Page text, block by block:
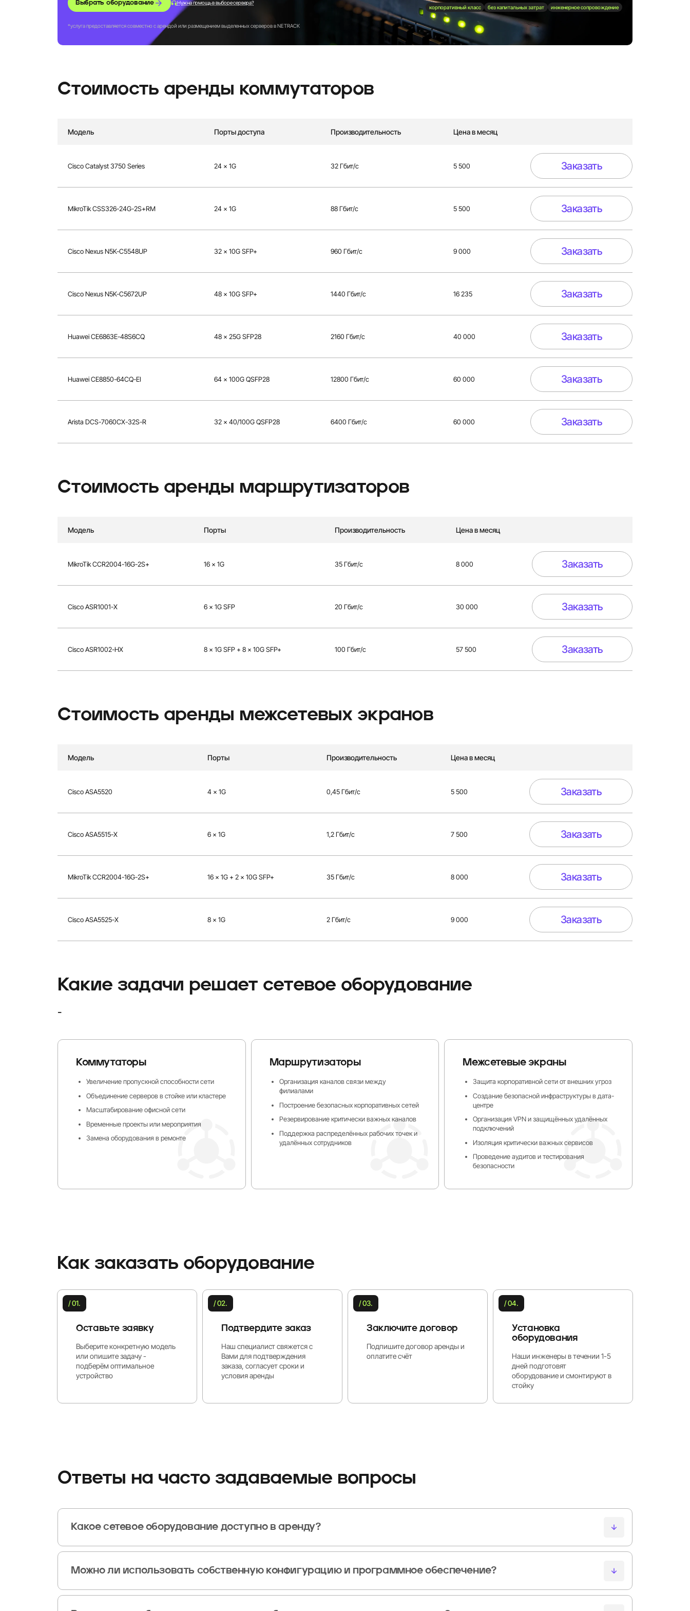
Выбрать оборудование Нужна помощь в выборе сервера?
корпоративный класс без капитальных затрат инженерное сопровождение
услуга предоставляется совместно c арендой или размещением выделенных серверов в NETRACK
Стоимость аренды коммутаторов
Модель Порты доступа Производительность Цена в месяц
Cisco Catalyst 3750 Series 24 x 1G 32 Гбит/с 5 500 Заказать
MikroTik CSS326-24G-2S+RM 24 × 1G 88 Гбит/с 5 500 Заказать
Cisco Nexus N5K-C5548UP 32 × 10G SFP+ 960 Гбит/с 9 000 Заказать
Cisco Nexus N5K-C5672UP 48 × 10G SFP+ 1440 Гбит/с 16 235 Заказать
Huawei CE6863E-48S6CQ 48 × 25G SFP28 2160 Гбит/с 40 000 Заказать
Huawei CE8850-64CQ-EI 64 × 100G QSFP28 12800 Гбит/с 60 000 Заказать
Arista DCS-7060CX-32S-R 32 × 40/100G QSFP28 6400 Гбит/с 60 000 Заказать
Стоимость аренды маршрутизаторов
Модель Порты Производительность Цена в месяц
MikroTik CCR2004-16G-2S+ 16 × 1G 35 Гбит/с 8 000 Заказать
Cisco ASR1001-X 6 × 1G SFP 20 Гбит/с 30 000 Заказать
Cisco ASR1002-HX 8 × 1G SFP + 8 × 10G SFP+ 100 Гбит/с 57 500 Заказать
Стоимость аренды межсетевых экранов
Модель Порты Производительность Цена в месяц
Cisco ASA5520 4 × 1G 0,45 Гбит/с 5 500 Заказать
Cisco ASA5515-X 6 × 1G 1,2 Гбит/с 7 500 Заказать
MikroTik CCR2004-16G-2S+ 16 × 1G + 2 × 10G SFP+ 35 Гбит/с 8 000 Заказать
Cisco ASA5525-X 8 × 1G 2 Гбит/с 9 000 Заказать
Какие задачи решает сетевое оборудование
-
Коммутаторы
Увеличение пропускной способности сети
Объединение серверов в стойке или кластере
Масштабирование офисной сети
Временные проекты или мероприятия
Замена оборудования в ремонте
Маршрутизаторы
Организация каналов связи между
филиалами
Построение безопасных корпоративных сетей
Резервирование критически важных каналов
Поддержка распределённых рабочих точек и
удалённых сотрудников
Межсетевые экраны
Защита корпоративной сети от внешних угроз
Создание безопасной инфраструктуры в дата-
центре
Организация VPN и защищённых удалённых
подключений
Изоляция критически важных сервисов
Проведение аудитов и тестирования
безопасности
Как заказать оборудование
/ 01.
Оставьте заявку
Выберите конкретную модель
или опишите задачу -
подберём оптимальное
устройство
/ 02.
Подтвердите заказ
Наш специалист свяжется с
Вами для подтверждения
заказа, согласует сроки и
условия аренды
/ 03.
Заключите договор
Подпишите договор аренды и
оплатите счёт
/ 04.
Установка
оборудования
Наши инженеры в течении 1-5
дней подготовят
оборудование и смонтируют в
стойку
Ответы на часто задаваемые вопросы
Какое сетевое оборудование доступно в аренду?
Мы предоставляем в аренду управляемые коммутаторы, маршрутизаторы и межсетевые экраны от ведущих производителей. Доступны модели различных уровней - от базовых
Можно ли использовать собственную конфигурацию и программное обеспечение?
Да, оборудование предоставляется с возможностью гибкой настройки. Вы можете использовать собственные конфигурации, политики маршрутизации и правила межсетевого